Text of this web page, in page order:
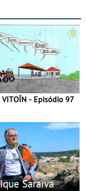
VITOÍN - Episódio 97
Saraiva